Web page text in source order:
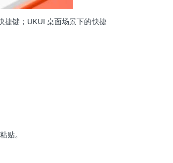
捷键；UKUI 桌面场景下的快捷
贴。